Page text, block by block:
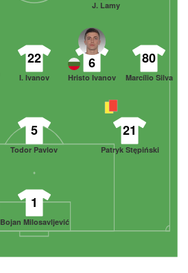
1
Bojan Milosavljević
5
Todor Pavlov
21
Patryk Stępiński
22
I. Ivanov
6
Hristo Ivanov
80
Marcílio Silva
J. Lamy